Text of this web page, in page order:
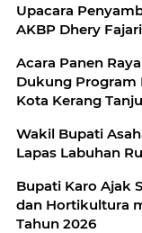
Upacara
AKBP Dhery
Acara Panen
Dukung Program
Kota Kerang
Wakil Bupati
Lapas Labuhan
Bupati Karo Ajak
dan Hortikultura
Tahun 2026